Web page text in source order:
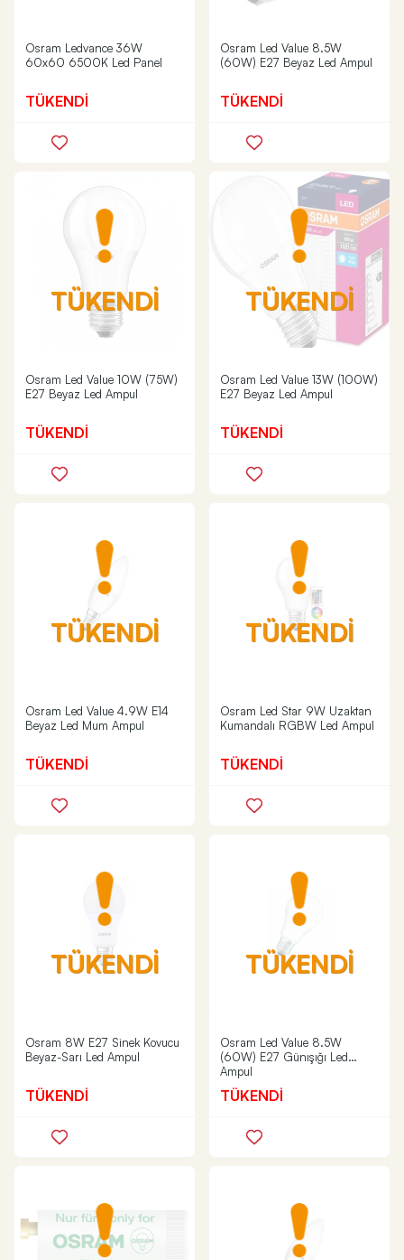
Osram Ledvance 36W
60x60 6500K Led Panel
TÜKENDİ
Osram Led Value 8.5W
(60W) E27 Beyaz Led Ampul
TÜKENDİ
TÜKENDİ
Osram Led Value 10W (75W)
E27 Beyaz Led Ampul
TÜKENDİ
TÜKENDİ
Osram Led Value 13W (100W)
E27 Beyaz Led Ampul
TÜKENDİ
TÜKENDİ
Osram Led Value 4.9W E14
Beyaz Led Mum Ampul
TÜKENDİ
TÜKENDİ
Osram Led Star 9W Uzaktan
Kumandalı RGBW Led Ampul
TÜKENDİ
TÜKENDİ
Osram 8W E27 Sinek Kovucu
Beyaz-Sarı Led Ampul
TÜKENDİ
TÜKENDİ
Osram Led Value 8.5W
(60W) E27 Günışığı Led
Ampul
TÜKENDİ